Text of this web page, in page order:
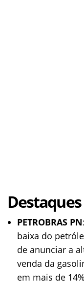
PETROBRAS PN
baixa do
de anunciar a
venda da
em mais de